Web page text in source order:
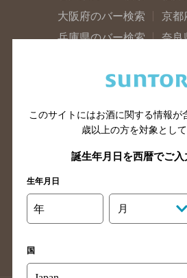
大阪府のバー検索
京都
兵庫県のバー検索
奈良
広島県のバー検索
岡山
島根県のバー検索
徳島
高知県のバー検索
福岡
長崎県のバー検索
大分県のバー検索
熊
このサイトにはお酒に関する情報が
歳以上の方を対象として
誕生年月日を西暦でご入
生年月日
年 月
国